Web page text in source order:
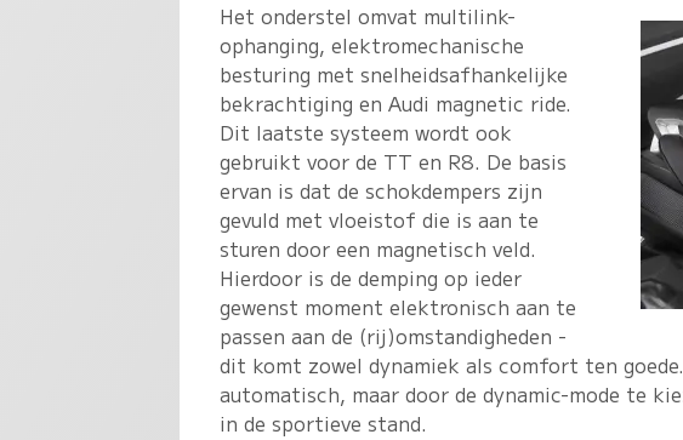
Het onderstel omvat multilink-
ophanging, elektromechanische
besturing met snelheidsafhankelijke
bekrachtiging en Audi magnetic ride.
Dit laatste systeem wordt ook
gebruikt voor de TT en R8. De basis
ervan is dat de schokdempers zijn
gevuld met vloeistof die is aan te
sturen door een magnetisch veld.
Hierdoor is de demping op ieder
gewenst moment elektronisch aan te
passen aan de (rij)omstandigheden -
dit komt zowel dynamiek als comfort ten
automatisch, maar door de dynamic-mode te
in de sportieve stand.